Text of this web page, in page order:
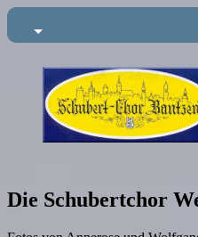
Die Schubertchor